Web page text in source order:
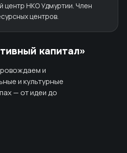
центр НКО Удмуртии. Член
центров.
капитал»
и
и культурные
— от идеи до